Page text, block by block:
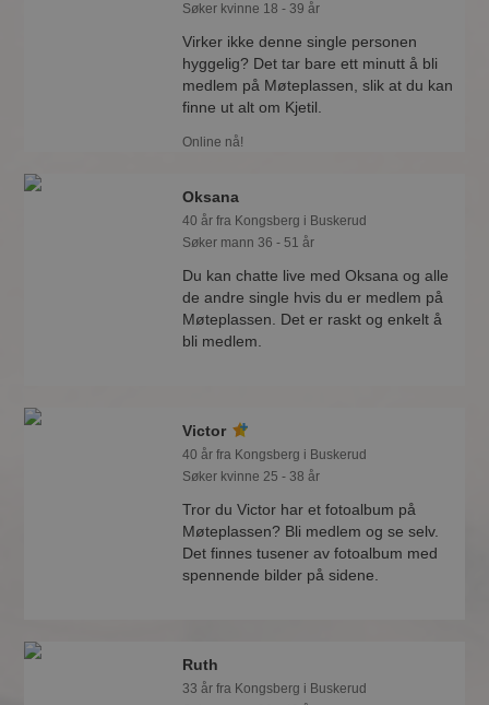
Søker kvinne 18 - 39 år
Virker ikke denne single personen
hyggelig? Det tar bare ett minutt å bli
medlem på Møteplassen, slik at du kan
finne ut alt om Kjetil.
Online nå!
Oksana
40 år fra Kongsberg i Buskerud
Søker mann 36 - 51 år
Du kan chatte live med Oksana og alle
de andre single hvis du er medlem på
Møteplassen. Det er raskt og enkelt å
bli medlem.
Victor
40 år fra Kongsberg i Buskerud
Søker kvinne 25 - 38 år
Tror du Victor har et fotoalbum på
Møteplassen? Bli medlem og se selv.
Det finnes tusener av fotoalbum med
spennende bilder på sidene.
Ruth
33 år fra Kongsberg i Buskerud